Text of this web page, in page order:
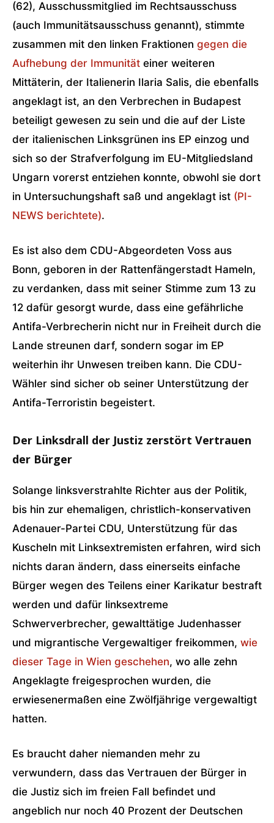
(62), Ausschussmitglied im Rechtsausschuss
(auch Immunitätsausschuss genannt), stimmte
zusammen mit den linken Fraktionen gegen die
Aufhebung der Immunität einer weiteren
Mittäterin, der Italienerin Ilaria Salis, die ebenfalls
angeklagt ist, an den Verbrechen in Budapest
beteiligt gewesen zu sein und die auf der Liste
der italienischen Linksgrünen ins EP einzog und
sich so der Strafverfolgung im EU-Mitgliedsland
Ungarn vorerst entziehen konnte, obwohl sie dort
in Untersuchungshaft saß und angeklagt ist (PI-
NEWS berichtete).
Es ist also dem CDU-Abgeordeten Voss aus
Bonn, geboren in der Rattenfängerstadt Hameln,
zu verdanken, dass mit seiner Stimme zum 13 zu
12 dafür gesorgt wurde, dass eine gefährliche
Antifa-Verbrecherin nicht nur in Freiheit durch die
Lande streunen darf, sondern sogar im EP
weiterhin ihr Unwesen treiben kann. Die CDU-
Wähler sind sicher ob seiner Unterstützung der
Antifa-Terroristin begeistert.
Der Linksdrall der Justiz zerstört Vertrauen
der Bürger
Solange linksverstrahlte Richter aus der Politik,
bis hin zur ehemaligen, christlich-konservativen
Adenauer-Partei CDU, Unterstützung für das
Kuscheln mit Linksextremisten erfahren, wird sich
nichts daran ändern, dass einerseits einfache
Bürger wegen des Teilens einer Karikatur bestraft
werden und dafür linksextreme
Schwerverbrecher, gewalttätige Judenhasser
und migrantische Vergewaltiger freikommen, wie
dieser Tage in Wien geschehen, wo alle zehn
Angeklagte freigesprochen wurden, die
erwiesenermaßen eine Zwölfjährige vergewaltigt
hatten.
Es braucht daher niemanden mehr zu
verwundern, dass das Vertrauen der Bürger in
die Justiz sich im freien Fall befindet und
angeblich nur noch 40 Prozent der Deutschen